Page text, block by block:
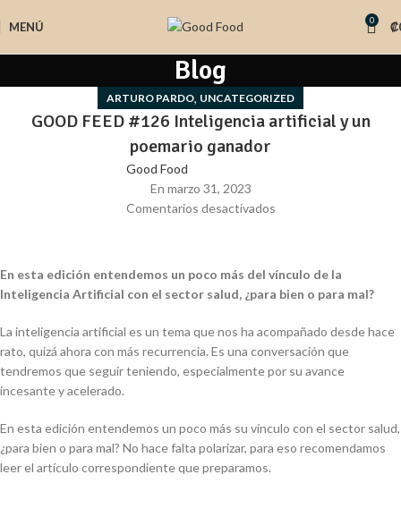
MENÚ 0 ₡
Blog
ARTURO PARDO, UNCATEGORIZED
GOOD FEED #126 Inteligencia artificial y un
poemario ganador
Good Food
En marzo 31, 2023
Comentarios desactivados
En esta edición entendemos un poco más del vínculo de la
Inteligencia Artificial con el sector salud, ¿para bien o para mal?
La inteligencia artificial es un tema que nos ha acompañado desde hace
rato, quizá ahora con más recurrencia. Es una conversación que
tendremos que seguir teniendo, especialmente por su avance
incesante y acelerado.
En esta edición entendemos un poco más su vínculo con el sector salud,
¿para bien o para mal? No hace falta polarizar, para eso recomendamos
leer el artículo correspondiente que preparamos.